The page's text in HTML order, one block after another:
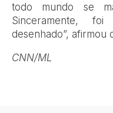
todo mundo se
Sinceramente,
desenhado”, afirmou
CNN/ML